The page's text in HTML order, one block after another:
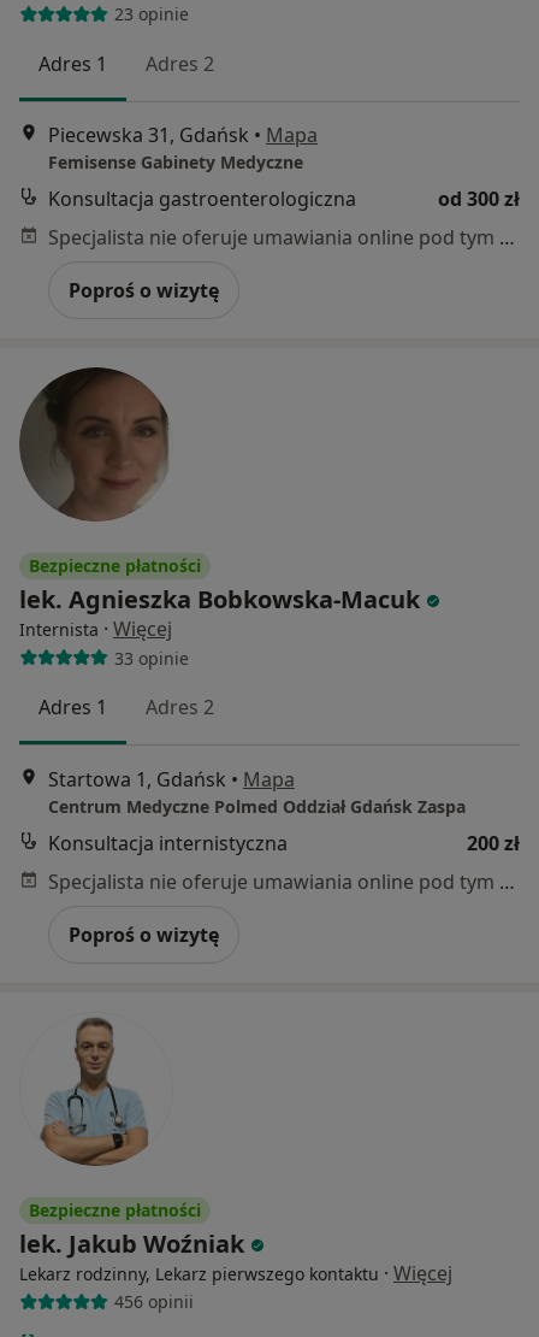
23 opinie
Adres 1 Adres 2
Piecewska 31, Gdańsk • Mapa
Femisense Gabinety Medyczne
Konsultacja gastroenterologiczna
od 300 zł
Specjalista nie oferuje umawiania online pod tym adresem.
Poproś o wizytę
Bezpieczne płatności
lek. Agnieszka Bobkowska-Macuk
Internista · Więcej
33 opinie
Adres 1 Adres 2
Startowa 1, Gdańsk • Mapa
Centrum Medyczne Polmed Oddział Gdańsk Zaspa
Konsultacja internistyczna
200 zł
Specjalista nie oferuje umawiania online pod tym adresem.
Poproś o wizytę
Bezpieczne płatności
lek. Jakub Woźniak
Lekarz rodzinny, Lekarz pierwszego kontaktu · Więcej
456 opinii